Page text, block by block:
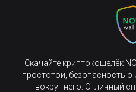
Скачайте криптокошелёк
простотой,
вокруг него. Отличный